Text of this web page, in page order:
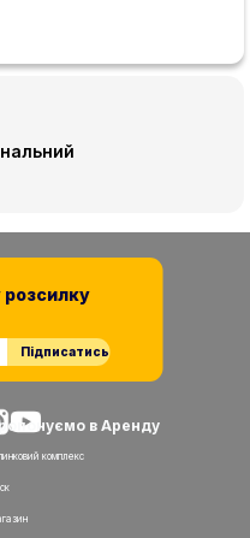
в Аренду
комплекс
розсилку
Підписатись